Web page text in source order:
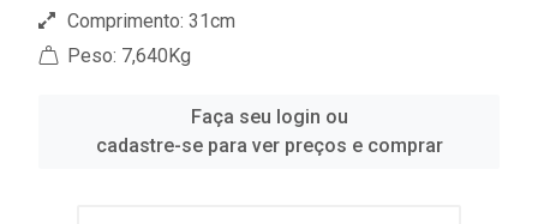
Comprimento: 31cm
Peso: 7,640Kg
Faça seu login ou
cadastre-se para ver preços e comprar